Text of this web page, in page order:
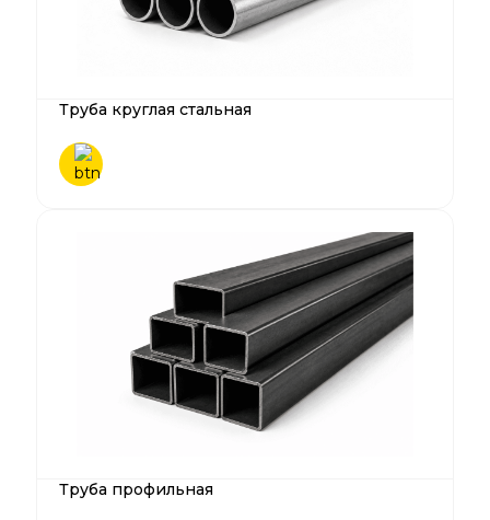
Труба круглая стальная
Труба профильная